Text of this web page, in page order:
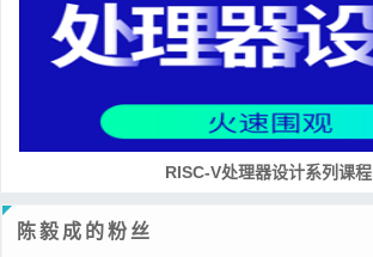
RISC-V处理器设计系列课程
陈毅成的粉丝